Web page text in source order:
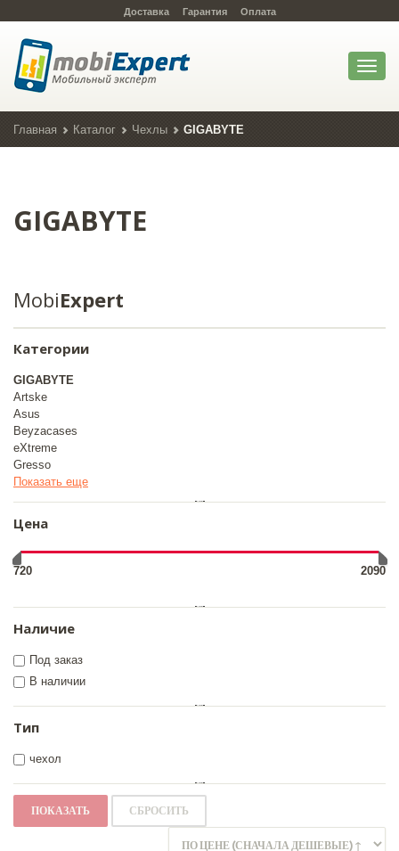
Доставка Гарантия Оплата
Toggle
Главная Каталог Чехлы GIGABYTE
GIGABYTE
MobiExpert
Категории
GIGABYTE
Artske
Asus
Beyzacases
eXtreme
Gresso
Показать еще
Цена
720 2090
Наличие
Под заказ
В наличии
Тип
чехол
ПОКАЗАТЬ СБРОСИТЬ